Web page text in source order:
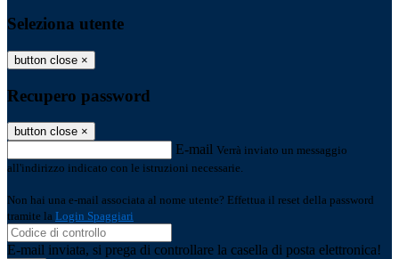
Seleziona utente
button close ×
Recupero password
button close ×
E-mail Verrà inviato un messaggio
all'indirizzo indicato con le istruzioni necessarie.
Non hai una e-mail associata al nome utente? Effettua il reset della password
tramite la Login Spaggiari
E-mail inviata, si prega di controllare la casella di posta elettronica!